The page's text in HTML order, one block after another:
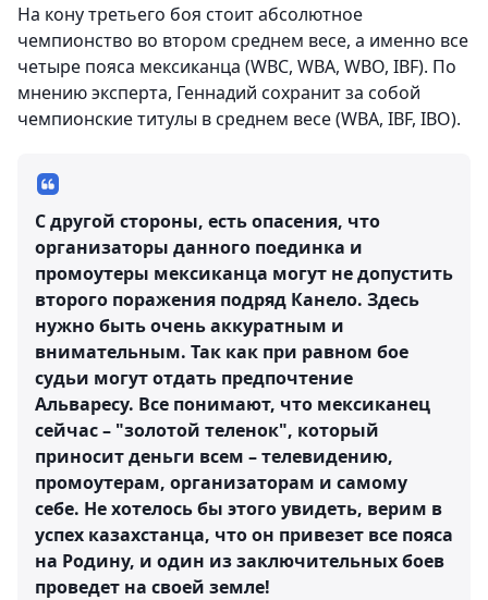
На кону третьего боя стоит абсолютное
чемпионство во втором среднем весе, а именно все
четыре пояса мексиканца (WBC, WBA, WBO, IBF). По
мнению эксперта, Геннадий сохранит за собой
чемпионские титулы в среднем весе (WBA, IBF, IBO).
С другой стороны, есть опасения, что
организаторы данного поединка и
промоутеры мексиканца могут не допустить
второго поражения подряд Канело. Здесь
нужно быть очень аккуратным и
внимательным. Так как при равном бое
судьи могут отдать предпочтение
Альваресу. Все понимают, что мексиканец
сейчас – "золотой теленок", который
приносит деньги всем – телевидению,
промоутерам, организаторам и самому
себе. Не хотелось бы этого увидеть, верим в
успех казахстанца, что он привезет все пояса
на Родину, и один из заключительных боев
проведет на своей земле!